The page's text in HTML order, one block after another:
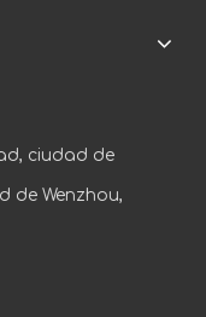
ciudad de
de Wenzhou,